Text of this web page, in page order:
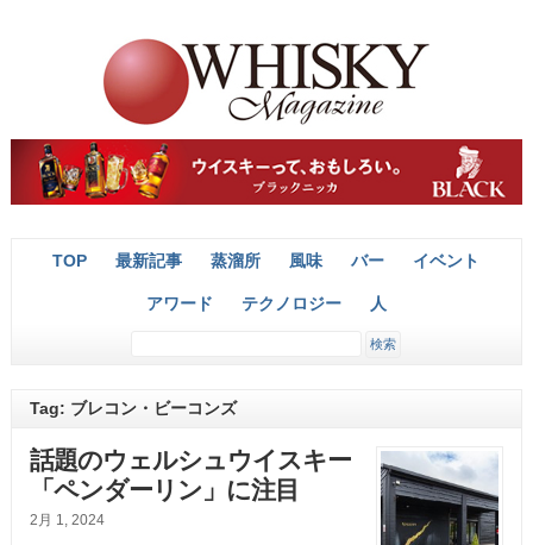
TOP 最新記事 蒸溜所 風味 バー イベント
アワード テクノロジー 人
Tag: ブレコン・ビーコンズ
話題のウェルシュウイスキー
「ペンダーリン」に注目
2月 1, 2024